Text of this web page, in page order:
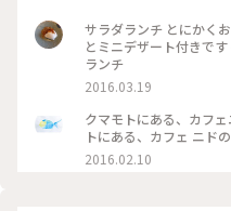
サラダランチ とにかく
とミニデザート付きです #熊本 #cafe #雑貨もあるよ #サラダ
ランチ
2016.03.19
クマモトにある、カフェニ
2016.02.10